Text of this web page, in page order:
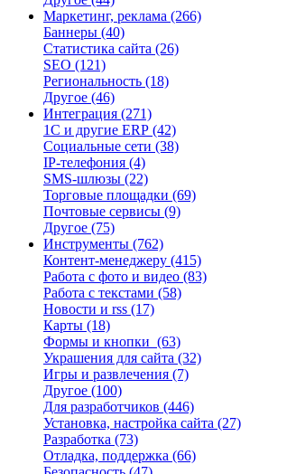
Маркетинг, реклама (266)
Баннеры (40)
Статистика сайта (26)
SEO (121)
Региональность (18)
Другое (46)
Интеграция (271)
1С и другие ERP (42)
Социальные сети (38)
IP-телефония (4)
SMS-шлюзы (22)
Торговые площадки (69)
Почтовые сервисы (9)
Другое (75)
Инструменты (762)
Контент-менеджеру (415)
Работа с фото и видео (83)
Работа с текстами (58)
Новости и rss (17)
Карты (18)
Формы и кнопки (63)
Украшения для сайта (32)
Игры и развлечения (7)
Другое (100)
Для разработчиков (446)
Установка, настройка сайта (27)
Разработка (73)
Отладка, поддержка (66)